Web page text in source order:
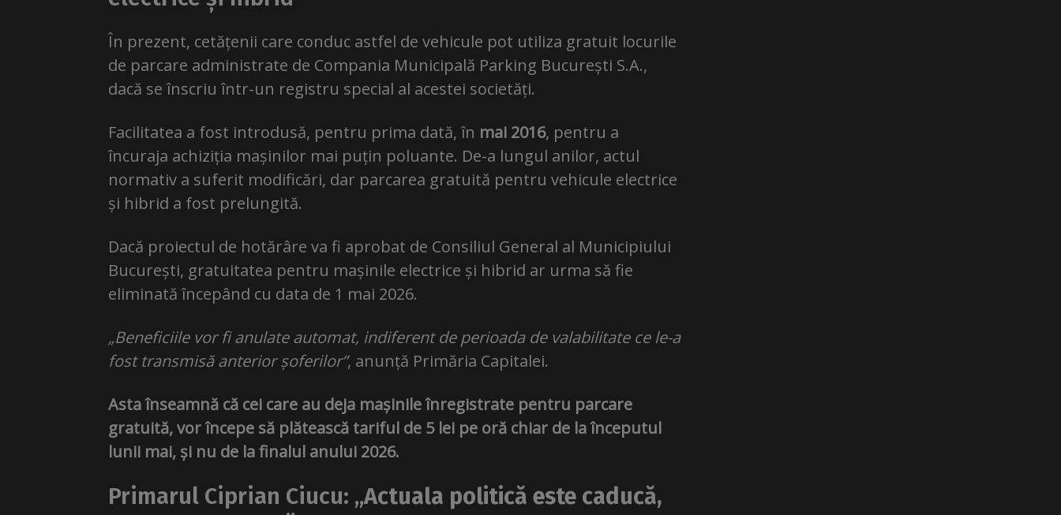
În prezent, cetățenii care conduc astfel de vehicule pot utiliza gratuit locurile
de parcare administrate de Compania Municipală Parking București S.A.,
dacă se înscriu într-un registru special al acestei societăți.
Facilitatea a fost introdusă, pentru prima dată, în mai 2016, pentru a
încuraja achiziția mașinilor mai puțin poluante. De-a lungul anilor, actul
normativ a suferit modificări, dar parcarea gratuită pentru vehicule electrice
și hibrid a fost prelungită.
Dacă proiectul de hotărâre va fi aprobat de Consiliul General al Municipiului
București, gratuitatea pentru mașinile electrice și hibrid ar urma să fie
eliminată începând cu data de 1 mai 2026.
„Beneficiile vor fi anulate automat, indiferent de perioada de valabilitate ce le-a
fost transmisă anterior șoferilor”, anunță Primăria Capitalei.
Asta înseamnă că cei care au deja mașinile înregistrate pentru parcare
gratuită, vor începe să plătească tariful de 5 lei pe oră chiar de la începutul
lunii mai, și nu de la finalul anului 2026.
Primarul Ciprian Ciucu: „Actuala politică este caducă,